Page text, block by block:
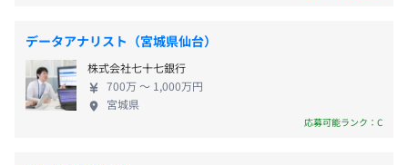
プロジェクトごとに選択、ウォーターフォール、アジャイ
ル、スクラム
・リフレッシュ休暇
・リモートワーク手当（リモートワーク日数に応じて
画・開発からサポートまで、すべての工程を自社で
おこないます。お客さまの声を企画・開発に反映でき
るので、より使いやすい製品の開発に専念できる環
境です。 クラウドアプリ、デスクトップアプリ、
Azure、AWS、iOS／Androidアプリ、AI／ML、
データアナリスト（宮城県仙台）
株式会社七十七銀行
700万 〜 1,000万円
宮城県
応募可能ランク：C